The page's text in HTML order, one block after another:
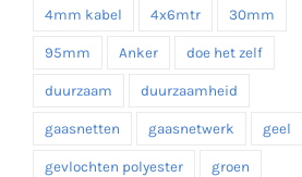
4mm kabel 4x6mtr 30mm
95mm Anker doe het zelf
duurzaam duurzaamheid
gaasnetten gaasnetwerk geel
gevlochten polyester groen